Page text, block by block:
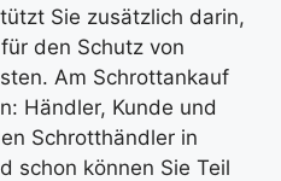
Sie zusätzlich darin,
den Schutz von
Am Schrottankauf
Händler, Kunde und
Schrotthändler in
schon können Sie Teil